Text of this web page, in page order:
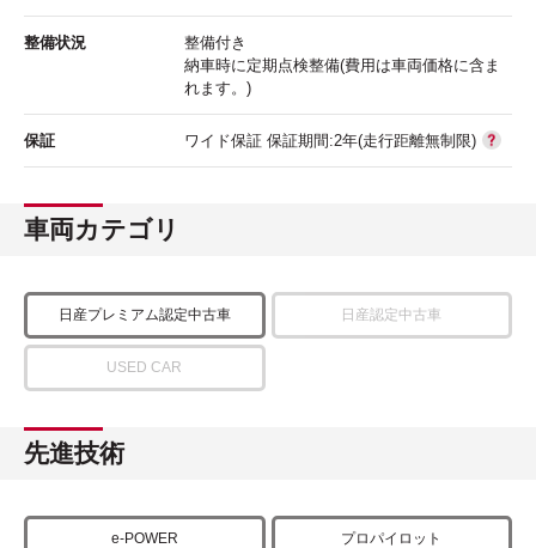
整備状況
整備付き
納車時に定期点検整備(費用は車両価格に含ま
れます。)
保証 ワイド保証 保証期間:2年(走行距離無制限)
車両カテゴリ
日産プレミアム認定中古車 日産認定中古車
USED CAR
先進技術
e-POWER プロパイロット